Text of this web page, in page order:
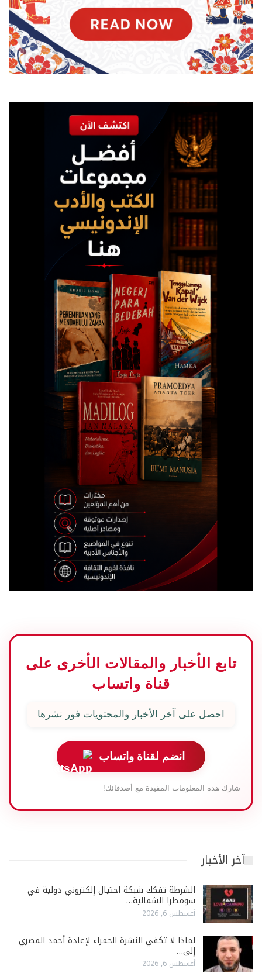
تابع الأخبار والمقالات الأخرى على
قناة واتساب
احصل على آخر الأخبار والمحتويات فور نشرها
انضم لقناة واتساب
شارك هذه المعلومات المفيدة مع أصدقائك!
آخر الأخبار
الشرطة تفكك شبكة احتيال إلكتروني دولية في
سومطرا الشمالية…
أغسطس 6, 2026
لماذا لا تكفي النشرة الحمراء لإعادة أحمد المصري
إلى…
أغسطس 6, 2026